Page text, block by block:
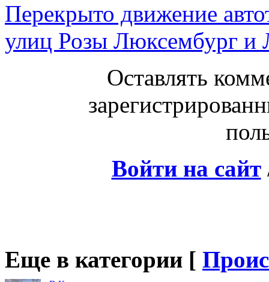
Перекрыто движение
улиц Розы Люксембург и
Оставлять
Войти на сайт
Еще в категории [